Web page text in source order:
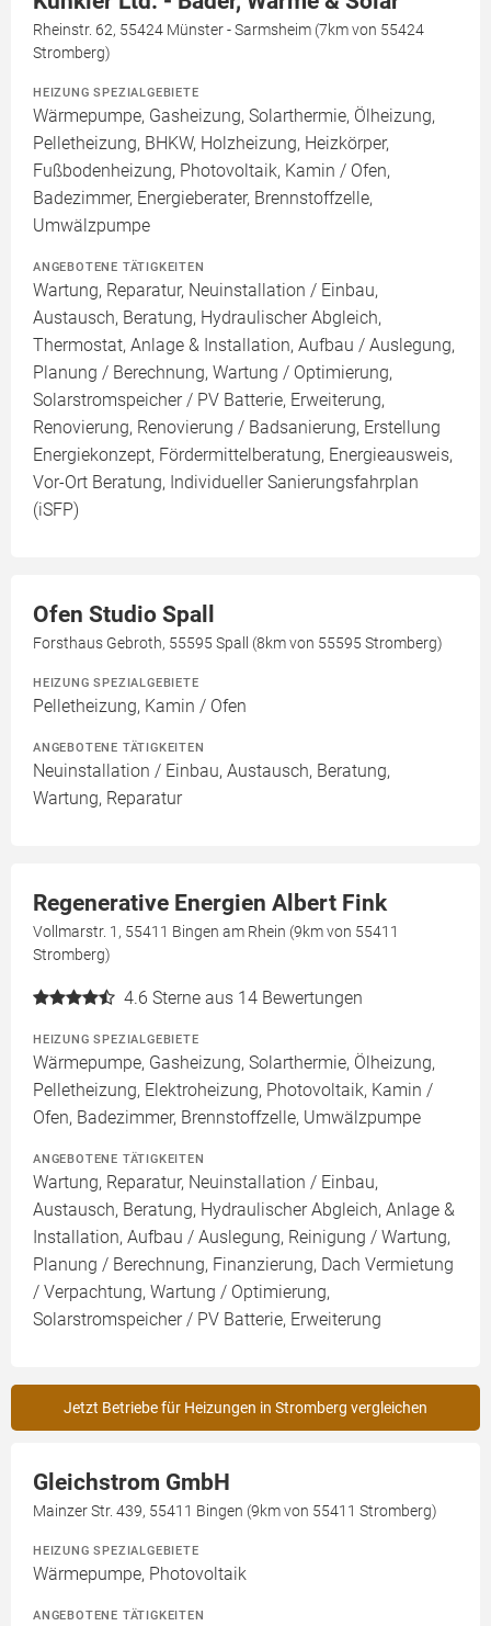
Rheinstr. 62, 55424 Münster - Sarmsheim (7km von 55424
Stromberg)
HEIZUNG SPEZIALGEBIETE
Wärmepumpe, Gasheizung, Solarthermie, Ölheizung,
Pelletheizung, BHKW, Holzheizung, Heizkörper,
Fußbodenheizung, Photovoltaik, Kamin / Ofen,
Badezimmer, Energieberater, Brennstoffzelle,
Umwälzpumpe
ANGEBOTENE TÄTIGKEITEN
Wartung, Reparatur, Neuinstallation / Einbau,
Austausch, Beratung, Hydraulischer Abgleich,
Thermostat, Anlage & Installation, Aufbau / Auslegung,
Planung / Berechnung, Wartung / Optimierung,
Solarstromspeicher / PV Batterie, Erweiterung,
Renovierung, Renovierung / Badsanierung, Erstellung
Energiekonzept, Fördermittelberatung, Energieausweis,
Vor-Ort Beratung, Individueller Sanierungsfahrplan
(iSFP)
Ofen Studio Spall
Forsthaus Gebroth, 55595 Spall (8km von 55595 Stromberg)
HEIZUNG SPEZIALGEBIETE
Pelletheizung, Kamin / Ofen
ANGEBOTENE TÄTIGKEITEN
Neuinstallation / Einbau, Austausch, Beratung,
Wartung, Reparatur
Regenerative Energien Albert Fink
Vollmarstr. 1, 55411 Bingen am Rhein (9km von 55411
Stromberg)
4.6 Sterne aus 14 Bewertungen
HEIZUNG SPEZIALGEBIETE
Wärmepumpe, Gasheizung, Solarthermie, Ölheizung,
Pelletheizung, Elektroheizung, Photovoltaik, Kamin /
Ofen, Badezimmer, Brennstoffzelle, Umwälzpumpe
ANGEBOTENE TÄTIGKEITEN
Wartung, Reparatur, Neuinstallation / Einbau,
Austausch, Beratung, Hydraulischer Abgleich, Anlage &
Installation, Aufbau / Auslegung, Reinigung / Wartung,
Planung / Berechnung, Finanzierung, Dach Vermietung
/ Verpachtung, Wartung / Optimierung,
Solarstromspeicher / PV Batterie, Erweiterung
Jetzt Betriebe für Heizungen in Stromberg vergleichen
Gleichstrom GmbH
Mainzer Str. 439, 55411 Bingen (9km von 55411 Stromberg)
HEIZUNG SPEZIALGEBIETE
Wärmepumpe, Photovoltaik
ANGEBOTENE TÄTIGKEITEN